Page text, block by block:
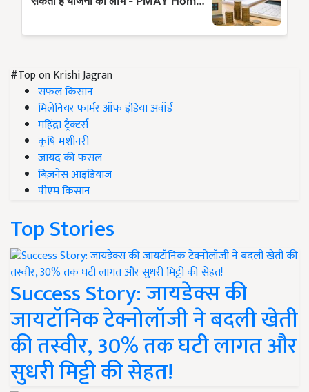
#Top on Krishi Jagran
सफल किसान
मिलेनियर फार्मर ऑफ इंडिया अवॉर्ड
महिंद्रा ट्रैक्टर्स
कृषि मशीनरी
जायद की फसल
बिज़नेस आइडियाज
पीएम किसान
Top Stories
Success Story: जायडेक्स की
जायटॉनिक टेक्नोलॉजी ने बदली खेती
की तस्वीर, 30% तक घटी लागत और
सुधरी मिट्टी की सेहत!